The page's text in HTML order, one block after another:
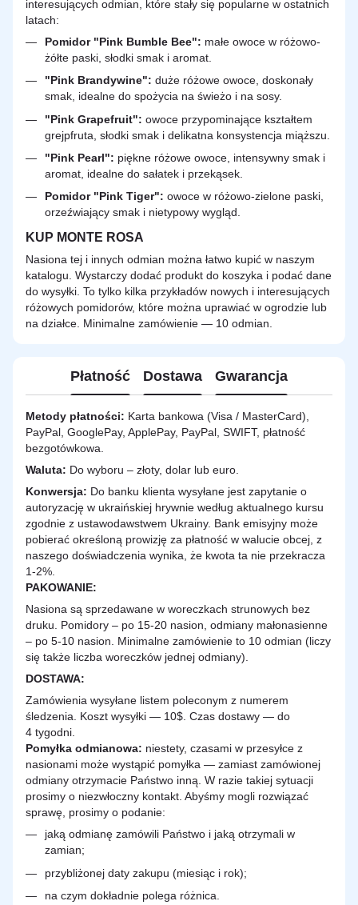
interesujących odmian, które stały się popularne w ostatnich
latach:
Pomidor "Pink Bumble Bee": małe owoce w różowo-
żółte paski, słodki smak i aromat.
"Pink Brandywine": duże różowe owoce, doskonały
smak, idealne do spożycia na świeżo i na sosy.
"Pink Grapefruit": owoce przypominające kształtem
grejpfruta, słodki smak i delikatna konsystencja miąższu.
"Pink Pearl": piękne różowe owoce, intensywny smak i
aromat, idealne do sałatek i przekąsek.
Pomidor "Pink Tiger": owoce w różowo-zielone paski,
orzeźwiający smak i nietypowy wygląd.
KUP MONTE ROSA
Nasiona tej i innych odmian można łatwo kupić w naszym
katalogu. Wystarczy dodać produkt do koszyka i podać dane
do wysyłki. To tylko kilka przykładów nowych i interesujących
różowych pomidorów, które można uprawiać w ogrodzie lub
na działce. Minimalne zamówienie — 10 odmian.
Płatność Dostawa Gwarancja
Metody płatności: Karta bankowa (Visa / MasterCard),
PayPal, GooglePay, ApplePay, PayPal, SWIFT, płatność
bezgotówkowa.
Waluta: Do wyboru – złoty, dolar lub euro.
Konwersja: Do banku klienta wysyłane jest zapytanie o
autoryzację w ukraińskiej hrywnie według aktualnego kursu
zgodnie z ustawodawstwem Ukrainy. Bank emisyjny może
pobierać określoną prowizję za płatność w walucie obcej, z
naszego doświadczenia wynika, że kwota ta nie przekracza
1-2%.
PAKOWANIE:
Nasiona są sprzedawane w woreczkach strunowych bez
druku. Pomidory – po 15-20 nasion, odmiany małonasienne
– po 5-10 nasion. Minimalne zamówienie to 10 odmian (liczy
się także liczba woreczków jednej odmiany).
DOSTAWA:
Zamówienia wysyłane listem poleconym z numerem
śledzenia. Koszt wysyłki — 10$. Czas dostawy — do
4 tygodni.
Pomyłka odmianowa: niestety, czasami w przesyłce z
nasionami może wystąpić pomyłka — zamiast zamówionej
odmiany otrzymacie Państwo inną. W razie takiej sytuacji
prosimy o niezwłoczny kontakt. Abyśmy mogli rozwiązać
sprawę, prosimy o podanie:
jaką odmianę zamówili Państwo i jaką otrzymali w
zamian;
przybliżonej daty zakupu (miesiąc i rok);
na czym dokładnie polega różnica.